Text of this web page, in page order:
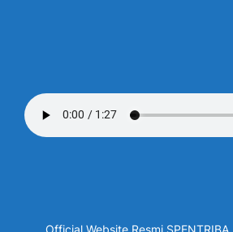
Official Website Resmi